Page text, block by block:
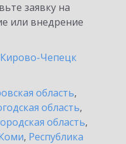
заявку на
или внедрение
Кирово-Чепецк
область,
область,
область,
, Республика